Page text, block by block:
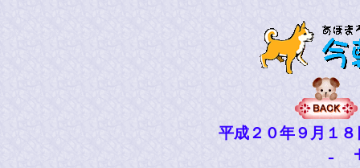
平成２０年９月１８
-